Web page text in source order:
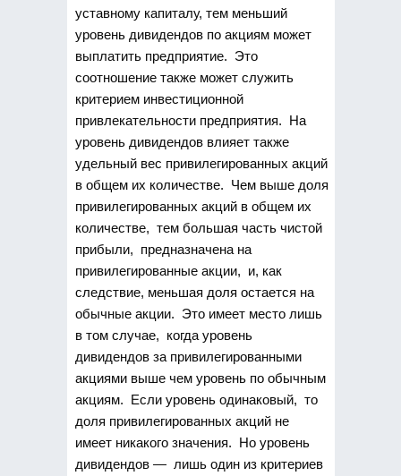
уставному капиталу, тем меньший
уровень дивидендов по акциям может
выплатить предприятие. Это
соотношение также может служить
критерием инвестиционной
привлекательности предприятия. На
уровень дивидендов влияет также
удельный вес привилегированных акций
в общем их количестве. Чем выше доля
привилегированных акций в общем их
количестве, тем большая часть чистой
прибыли, предназначена на
привилегированные акции, и, как
следствие, меньшая доля остается на
обычные акции. Это имеет место лишь
в том случае, когда уровень
дивидендов за привилегированными
акциями выше чем уровень по обычным
акциям. Если уровень одинаковый, то
доля привилегированных акций не
имеет никакого значения. Но уровень
дивидендов — лишь один из критериев